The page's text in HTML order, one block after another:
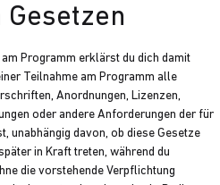
Gesetzen
Programm erklärst du dich damit
Teilnahme am Programm alle
Anordnungen, Lizenzen,
oder andere Anforderungen der für
unabhängig davon, ob diese Gesetze
in Kraft treten, während du
die vorstehende Verpflichtung